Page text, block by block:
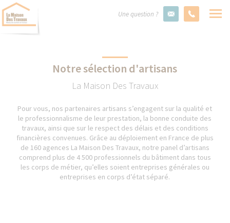
Une question ?
Notre sélection d'artisans
La Maison Des Travaux
Pour vous, nos partenaires artisans s’engagent sur la qualité et
le professionnalisme de leur prestation, la bonne conduite des
travaux, ainsi que sur le respect des délais et des conditions
financières convenues. Grâce au déploiement en France de plus
de 160 agences La Maison Des Travaux, notre panel d’artisans
comprend plus de 4 500 professionnels du bâtiment dans tous
les corps de métier, qu’elles soient entreprises générales ou
entreprises en corps d’état séparé.